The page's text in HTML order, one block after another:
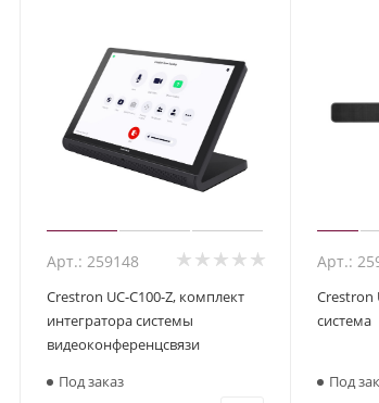
Арт.: 259148
Crestron UC-C100-Z, комплект
интегратора системы
видеоконференцсвязи
Под заказ
Арт.:
Crestron
система
Под